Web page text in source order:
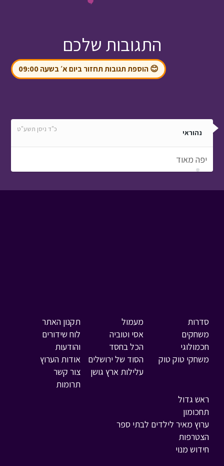
התגובות שלכם
😊 הוספת תגובות תחזור ביום א׳ בשעה 09:00
נהוראי כ"ד ניסן תשע"ט
יפה מאוד
סדרות
משחקים
חכמולוגי
משחקי טוק טוק
מעמול
אסי וטוביה
הכל בחסד
הסוד של ירושלים
עלילות ארץ גושן
ראש גדול
תחכומון
ערוץ מאיר לילדים לבתי ספר
הצטרפות
חידוש מנוי
תקנון האתר
לוח שידורים
והודעות
אודות הערוץ
צור קשר
תרומות